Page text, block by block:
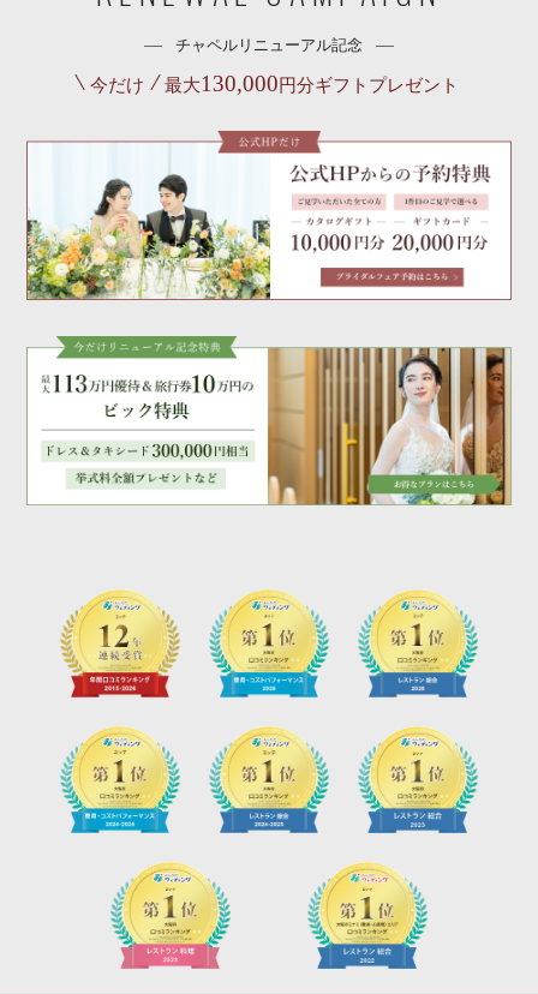
チャペルリニューアル記念
今だけ 最大130,000円分ギフトプレゼント